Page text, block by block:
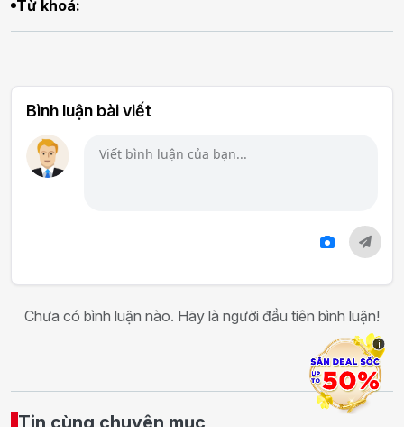
Từ khoá:
Bình luận bài viết
Chưa có bình luận nào. Hãy là người đầu tiên bình luận!
Tin cùng chuyên mục
i